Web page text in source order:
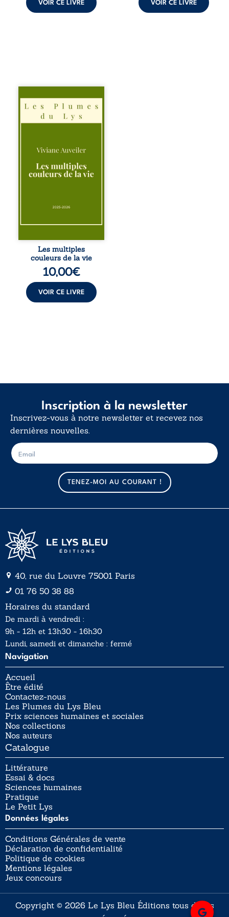
VOIR CE LIVRE VOIR CE LIVRE
Trois récits, trois
existences saisies
à l’instant où tout
bascule. Une
l’apaisement, un
recouvre
l’espérance, tandis
pour en retrouver
Entre souvenirs,
désillusions, Les
multiples couleurs
de la vie explore la
force des liens, le
poids des non-dits
et la ...
Les multiples
couleurs de la vie
10,00€
VOIR CE LIVRE
Inscription à la newsletter
Inscrivez-vous à notre newsletter et recevez nos
dernières nouvelles.
m
a
i
l
E
-
m
TENEZ-MOI AU COURANT !
40, rue du Louvre 75001 Paris
01 76 50 38 88
Horaires du standard
De mardi à vendredi :
9h - 12h et 13h30 - 16h30
Lundi, samedi et dimanche : fermé
Navigation
Accueil
Être édité
Contactez-nous
Les Plumes du Lys Bleu
Prix sciences humaines et sociales
Nos collections
Nos auteurs
Catalogue
Littérature
Essai & docs
Sciences humaines
Pratique
Le Petit Lys
Données légales
Conditions Générales de vente
Déclaration de confidentialité
Politique de cookies
Mentions légales
Jeux concours
Copyright © 2026 Le Lys Bleu Éditions tous droits